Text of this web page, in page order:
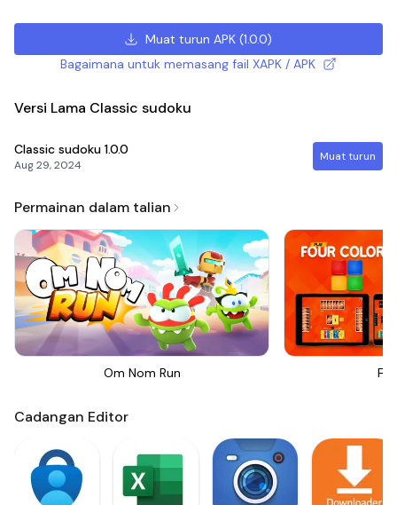
Muat turun APK (1.0.0)
Bagaimana untuk memasang fail XAPK / APK
Versi Lama Classic sudoku
Classic sudoku 1.0.0
Aug 29, 2024
Muat turun
Permainan dalam talian
Om Nom Run
Cadangan Editor